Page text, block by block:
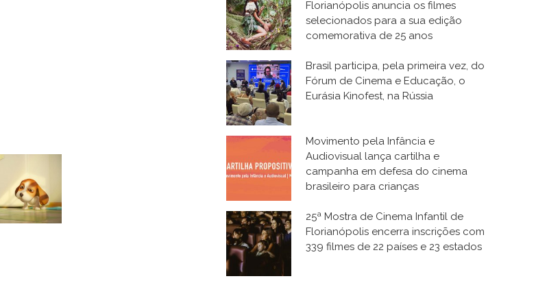
Florianópolis anuncia os filmes
selecionados para a sua edição
comemorativa de 25 anos
Brasil participa, pela primeira vez, do
Fórum de Cinema e Educação, o
Eurásia Kinofest, na Rússia
Movimento pela Infância e
Audiovisual lança cartilha e
campanha em defesa do cinema
brasileiro para crianças
25ª Mostra de Cinema Infantil de
Florianópolis encerra inscrições com
339 filmes de 22 países e 23 estados